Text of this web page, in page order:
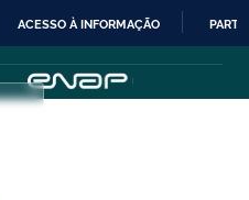
IR
PARA
ACESSO À INFORMAÇÃO